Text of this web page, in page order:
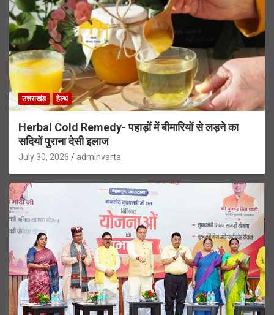
उत्तराखंड हेल्थ
Herbal Cold Remedy- पहाड़ों में बीमारियों से लड़ने का
सदियों पुराना देसी इलाज
July 30, 2026 adminvarta